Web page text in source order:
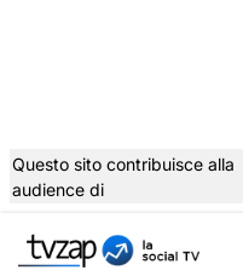
al
Questo sito contribuisce alla
audience di